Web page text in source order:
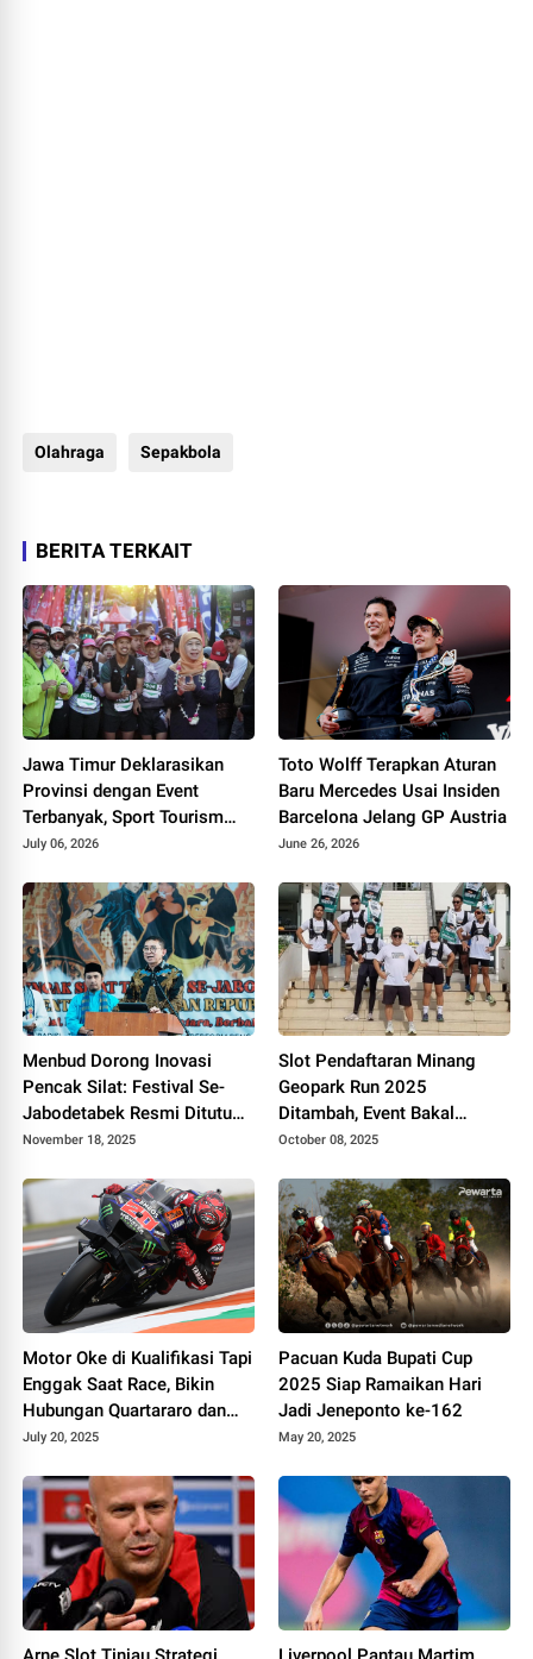
Olahraga Sepakbola
BERITA TERKAIT
Jawa Timur Deklarasikan
Provinsi dengan Event
Terbanyak, Sport Tourism
Jadi Andalan Ekonomi
July 06, 2026
Toto Wolff Terapkan Aturan
Baru Mercedes Usai Insiden
Barcelona Jelang GP Austria
June 26, 2026
Menbud Dorong Inovasi
Pencak Silat: Festival Se-
Jabodetabek Resmi Ditutup
Meriah
November 18, 2025
Slot Pendaftaran Minang
Geopark Run 2025
Ditambah, Event Bakal
Diikuti 3.000 Peserta
October 08, 2025
Motor Oke di Kualifikasi Tapi
Enggak Saat Race, Bikin
Hubungan Quartararo dan
Yamaha Memanas?
July 20, 2025
Pacuan Kuda Bupati Cup
2025 Siap Ramaikan Hari
Jadi Jeneponto ke-162
May 20, 2025